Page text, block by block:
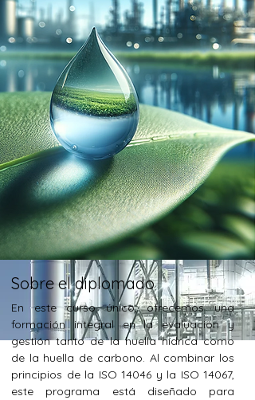
Sobre el diplomado
En este curso único, ofrecemos una
formación integral en la evaluación y
gestión tanto de la huella hídrica como
de la huella de carbono. Al combinar los
principios de la ISO 14046 y la ISO 14067,
este programa está diseñado para